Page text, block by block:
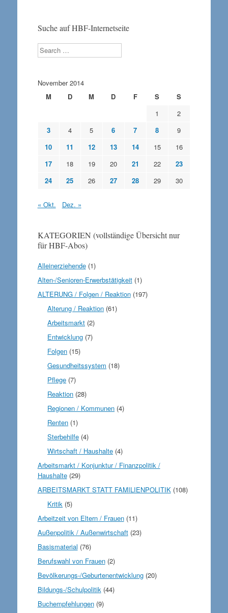
Suche auf HBF-Internetseite
Search
November 2014
M
D M D F S
S
1
2
3
4 5 6 7 8
9
10
11 12 13 14 15
16
17
18 19 20 21 22
23
24
25 26 27 28 29 30
« Okt. Dez. »
KATEGORIEN (vollständige Übersicht nur
für HBF-Abos)
Alleinerziehende(1)
Alten-/Senioren-Erwerbstätigkeit(1)
ALTERUNG / Folgen / Reaktion(197)
Alterung / Reaktion (61)
Arbeitsmarkt (2)
Entwicklung (7)
Folgen (15)
Gesundheitssystem (18)
Pflege (7)
Reaktion (28)
Regionen / Kommunen (4)
Renten (1)
Sterbehilfe (4)
Wirtschaft / Haushalte (4)
Arbeitsmarkt / Konjunktur / Finanzpolitik /
Haushalte(29)
ARBEITSMARKT STATT FAMILIENPOLITIK(108)
Kritik (5)
Arbeitzeit von Eltern / Frauen(11)
Außenpolitik / Außenwirtschaft(23)
Basismaterial (76)
Berufswahl von Frauen(2)
Bevölkerungs-/Geburtenentwicklung(20)
Bildungs-/Schulpolitik (44)
Buchempfehlungen(9)